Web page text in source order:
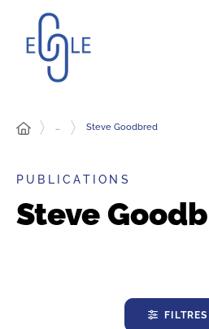
… Steve Goodbred
PUBLICATIONS
Steve
FILTRES